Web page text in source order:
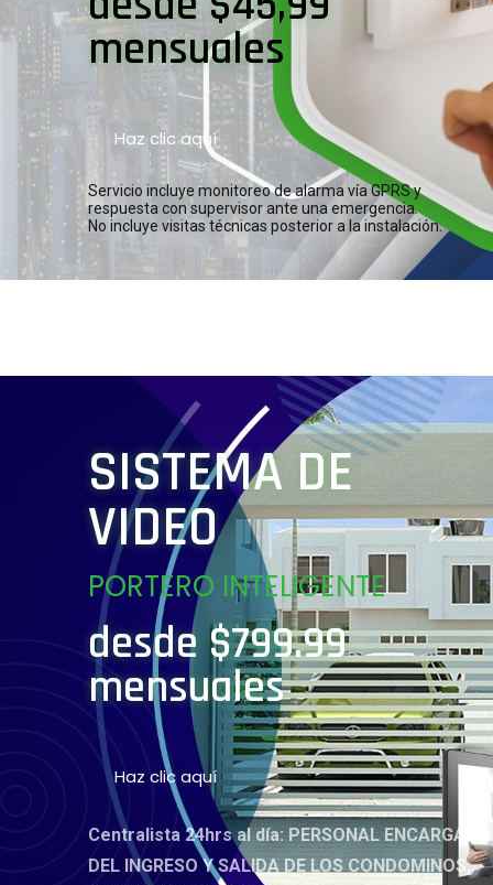
mensuales
Haz clic aquí
Servicio incluye monitoreo de alarma vía GPRS y
respuesta con supervisor ante una emergencia.
No incluye visitas técnicas posterior a la instalación.
SISTEMA DE
VIDEO
PORTERO INTELIGENTE
desde $799.99
mensuales
Haz clic aquí
Centralista 24hrs al día: PERSONAL ENCARGADO
DEL INGRESO Y SALIDA DE LOS CONDOMINOS,